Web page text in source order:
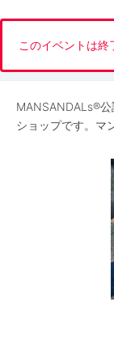
このイベントは終
MANSANDALs®️
ショップです。マ